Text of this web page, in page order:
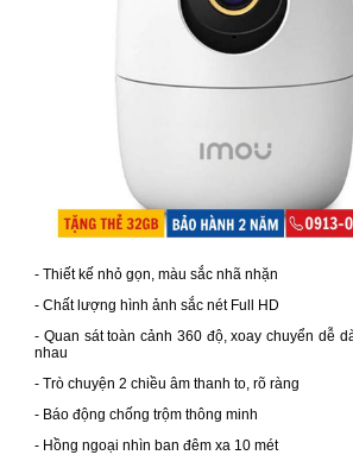
- Thiết kế nhỏ gọn, màu sắc nhã nhặn
- Chất lượng hình ảnh sắc nét Full HD
- Quan sát toàn cảnh 360 độ, xoay chuyển dễ
nhau
- Trò chuyện 2 chiều âm thanh to, rõ ràng
- Báo động chống trộm thông minh
- Hồng ngoại nhìn ban đêm xa 10 mét